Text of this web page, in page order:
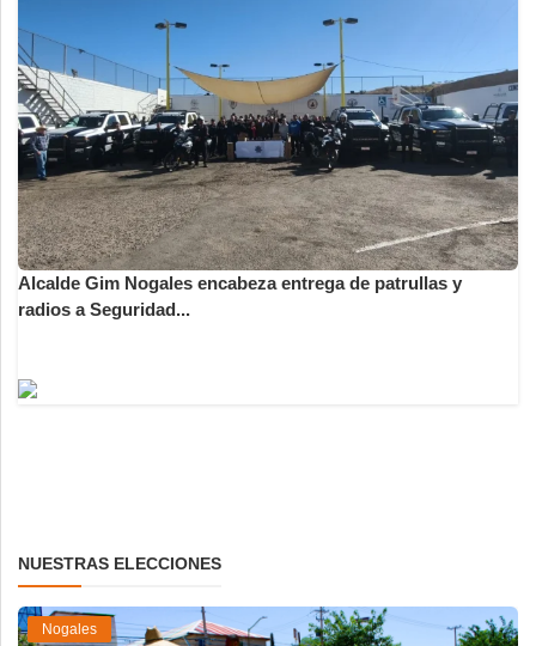
Alcalde Gim Nogales encabeza entrega de patrullas y
radios a Seguridad...
NUESTRAS ELECCIONES
Nogales